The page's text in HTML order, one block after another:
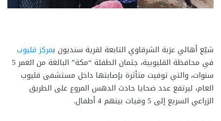
شيّع أهالي عزبة الشرقاوي التابعة لقرية سنديون بمركز قليوب
في محافظة القليوبية، جثمان الطفلة “مكة” البالغة من العمر 5
سنوات، والتي توفيت متأثرة بإصابتها داخل مستشفى قليوب
العام، ليرتفع عدد ضحايا حادث الدهس المروع على الطريق
الزراعي السريع إلى 5 وفيات بينهم 4 أطفال.